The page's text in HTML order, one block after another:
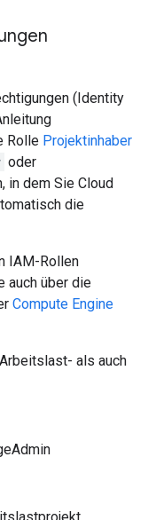
(Identity
Rolle Projektinhaber
oder
in dem Sie Cloud
die
IAM-Rollen
auch über die
Compute Engine
als auch